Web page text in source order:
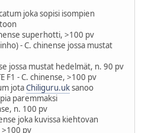
joka sopisi isompien
superhotti, >100 pv
- C. chinense jossa mustat
jossa mustat hedelmät, n. 90 pv
F1 - C. chinense, >100 pv
jotaChiliguru.uksanoo
paremmaksi
n. 100 pv
joka kuvissa kiehtovan
pv